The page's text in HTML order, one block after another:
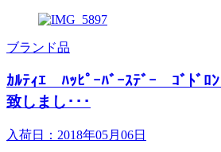
ブランド品
ｶﾙﾃｨｴ ﾊｯﾋﾟｰﾊﾞｰｽﾃﾞｰ ｺﾞﾄﾞ
致しまし･･･
入荷日：2018年05月06日